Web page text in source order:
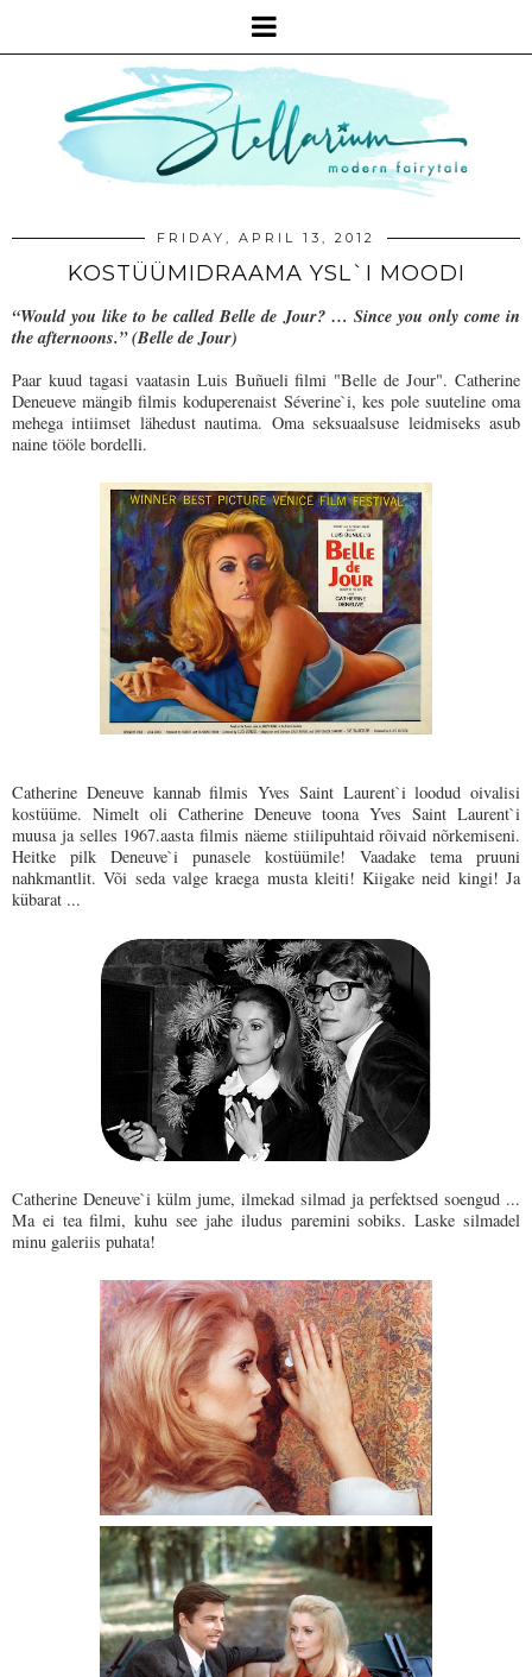
FRIDAY, APRIL 13, 2012
KOSTÜÜMIDRAAMA YSL`I MOODI
“Would you like to be called Belle de Jour? … Since you only come in
the afternoons.” (Belle de Jour)
Paar kuud tagasi vaatasin Luis Buñueli filmi "Belle de Jour". Catherine
Deneueve mängib filmis koduperenaist Séverine`i, kes pole suuteline oma
mehega intiimset lähedust nautima. Oma seksuaalsuse leidmiseks asub
naine tööle bordelli.
Catherine Deneuve kannab filmis Yves Saint Laurent`i loodud oivalisi
kostüüme. Nimelt oli Catherine Deneuve toona Yves Saint Laurent`i
muusa ja selles 1967.aasta filmis näeme stiilipuhtaid rõivaid nõrkemiseni.
Heitke pilk Deneuve`i punasele kostüümile! Vaadake tema pruuni
nahkmantlit. Või seda valge kraega musta kleiti! Kiigake neid kingi! Ja
kübarat ...
Catherine Deneuve`i külm jume, ilmekad silmad ja perfektsed soengud ...
Ma ei tea filmi, kuhu see jahe iludus paremini sobiks. Laske silmadel
minu galeriis puhata!